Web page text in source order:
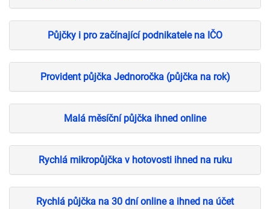
Půjčky i pro začínající podnikatele na IČO
Provident půjčka Jednoročka (půjčka na rok)
Malá měsíční půjčka ihned online
Rychlá mikropůjčka v hotovosti ihned na ruku
Rychlá půjčka na 30 dní online a ihned na účet